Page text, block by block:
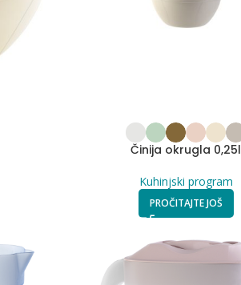
Činija okrugla 0,25l
Kuhinjski program
PROČITAJTE JOŠ